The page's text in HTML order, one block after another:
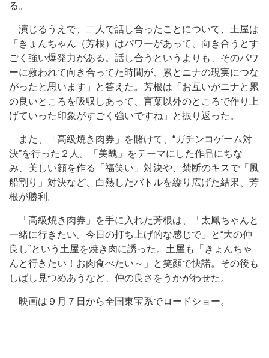
る。
演じるうえで、二人で話し合ったことについて、土屋は
「きょんちゃん（芳根）はパワーがあって、向き合うとす
ごく強い爆発力がある。話し合うというよりも、そのパワ
ーに救われて向き合ってた時間が、累とニナの現実につな
がったと思います」と答えた。芳根は「お互いがニナと累
の良いところを吸収しあって、言葉以外のところで作り上
げていった印象がすごく強いですね」と振り返った。
また、「高級焼き肉券」を賭けて、“ガチンコゲーム対
決”を行った２人。「美醜」をテーマにした作品にちな
み、美しい顔を作る「福笑い」対決や、禁断のキスで「風
船割り」対決など、白熱したバトルを繰り広げた結果、芳
根が勝利。
「高級焼き肉券」を手に入れた芳根は、「太鳳ちゃんと
一緒に行きたい。今日の打ち上げ的な感じで」と“大の仲
良し”という土屋を焼き肉に誘った。土屋も「きょんちゃ
んと行きたい！お肉食べたい～」と笑顔で快諾。その後も
しばし見つめあうなど、仲の良さをうかがわせた。
映画は９月７日から全国東宝系でロードショー。